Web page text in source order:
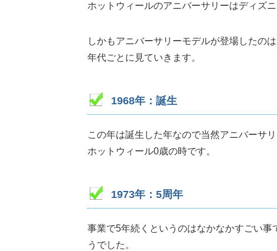
ホットウィールのアニバーサリーはディズ
しかもアニバーサリーモデルが登場したの
年代ごとに見ていきます。
1968年：誕生
この年は誕生した年なので当然アニバーサ
ホットウィール0歳の時です。
1973年：5周年
事業で5年続くというのはなかなかすごい
うでした。